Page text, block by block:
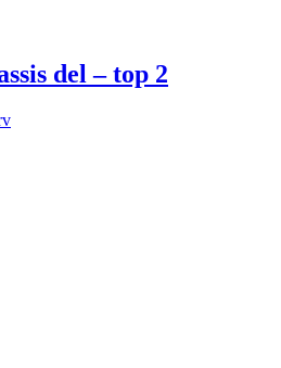
del – top 2